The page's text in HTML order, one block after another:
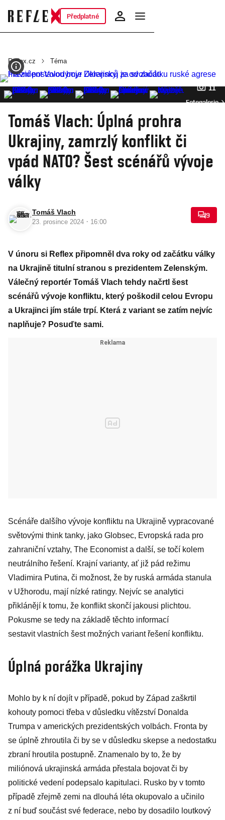
Předplatné
Reflex.cz Téma
11
Fotogalerie
Tomáš Vlach: Úplná prohra
Ukrajiny, zamrzlý konflikt či
vpád NATO? Šest scénářů vývoje
války
Tomáš Vlach
23. prosince 2024 · 16:00
9
V únoru si Reflex připomněl dva roky od začátku války
na Ukrajině titulní stranou s prezidentem Zelenským.
Válečný reportér Tomáš Vlach tehdy načrtl šest
scénářů vývoje konfliktu, který poškodil celou Evropu
a Ukrajinci jím stále trpí. Která z variant se zatím nejvíc
naplňuje? Posuďte sami.
Scénáře dalšího vývoje konfliktu na Ukrajině vypracované
světovými think tanky, jako Globsec, Evropská rada pro
zahraniční vztahy, The Economist a další, se točí kolem
neutrálního řešení. Krajní varianty, ať již pád režimu
Vladimira Putina, či možnost, že by ruská armáda stanula
v Užhorodu, mají nízké ratingy. Nejvíc se analytici
přiklánějí k tomu, že konflikt skončí jakousi plichtou.
Pokusme se tedy na základě těchto informací
sestavit vlastních šest možných variant řešení konfliktu.
Úplná porážka Ukrajiny
Mohlo by k ní dojít v případě, pokud by Západ zaškrtil
kohouty pomoci třeba v důsledku vítězství Donalda
Trumpa v amerických prezidentských volbách. Fronta by
se úplně zhroutila či by se v důsledku skepse a nedostatku
zbraní hroutila postupně. Znamenalo by to, že by
miliónová ukrajinská armáda přestala bojovat či by
politické vedení podepsalo kapitulaci. Rusko by v tomto
případě zřejmě zemi na dlouhá léta okupovalo a učinilo
z ní buď součást své federace, nebo by dosadilo loutkový